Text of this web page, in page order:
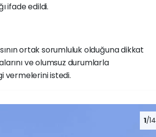
ifade edildi.
ortak sorumluluk olduğuna dikkat
ve olumsuz durumlarla
vermelerini istedi.
1/14